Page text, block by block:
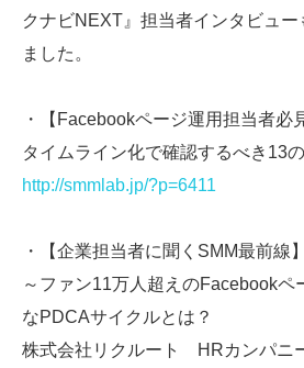
クナビNEXT』担当者インタビュー
ました。
・【Facebookページ運用担当者必
タイムライン化で確認するべき13
http://smmlab.jp/?p=6411
・【企業担当者に聞くSMM最前線
～ファン11万人超えのFacebookペ
なPDCAサイクルとは？
株式会社リクルート HRカンパニ